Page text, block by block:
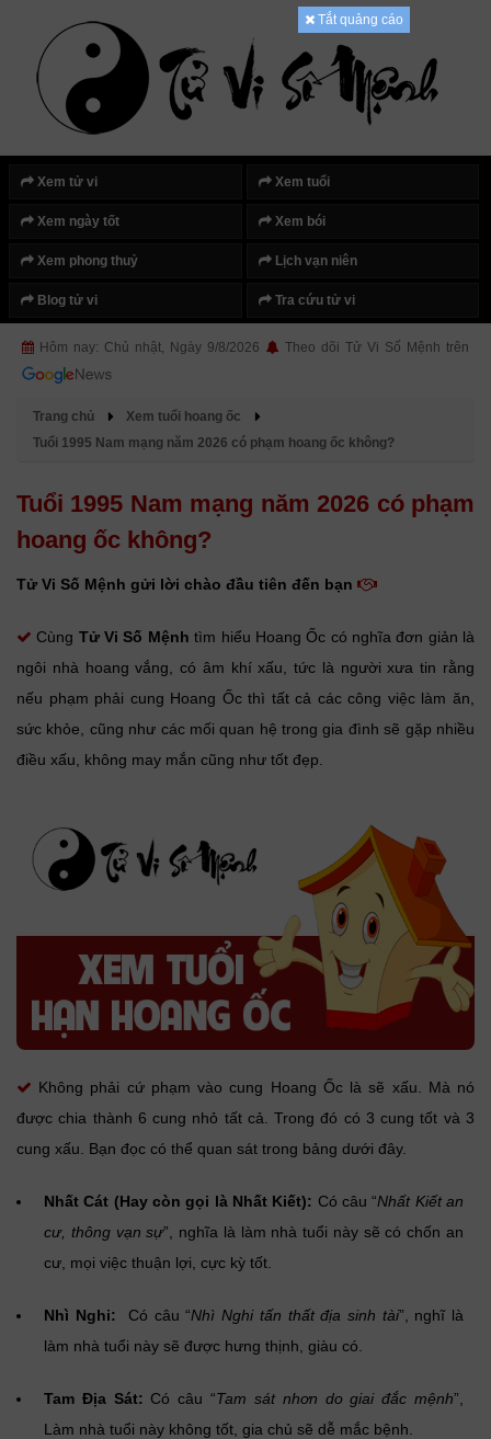
Xem tử vi Xem tuổi
Xem ngày tốt Xem bói
Xem phong thuỷ Lịch vạn niên
Blog tử vi Tra cứu tử vi
Hôm nay: Chủ nhật, Ngày 9/8/2026 Theo dõi Tử Vi Số Mệnh trên
Tắt quảng cáo
Trang chủ
Xem tuổi hoang ốc
Tuổi 1995 Nam mạng năm 2026 có phạm hoang ốc không?
Tuổi 1995 Nam mạng năm 2026 có phạm
hoang ốc không?
Tử Vi Số Mệnh gửi lời chào đầu tiên đến bạn
Cùng Tử Vi Số Mệnh tìm hiểu Hoang Ốc có nghĩa đơn giản là
ngôi nhà hoang vắng, có âm khí xấu, tức là người xưa tin rằng
nếu phạm phải cung Hoang Ốc thì tất cả các công việc làm ăn,
sức khỏe, cũng như các mối quan hệ trong gia đình sẽ gặp nhiều
điều xấu, không may mắn cũng như tốt đẹp.
Không phải cứ phạm vào cung Hoang Ốc là sẽ xấu. Mà nó
được chia thành 6 cung nhỏ tất cả. Trong đó có 3 cung tốt và 3
cung xấu. Bạn đọc có thể quan sát trong bảng dưới đây.
Nhất Cát (Hay còn gọi là Nhất Kiết): Có câu “Nhất Kiết an
cư, thông vạn sự”, nghĩa là làm nhà tuổi này sẽ có chốn an
cư, mọi việc thuận lợi, cực kỳ tốt.
Nhì Nghi: Có câu “Nhì Nghi tấn thất địa sinh tài”, nghĩ là
làm nhà tuổi này sẽ được hưng thịnh, giàu có.
Tam Địa Sát: Có câu “Tam sát nhơn do giai đắc mệnh”,
Làm nhà tuổi này không tốt, gia chủ sẽ dễ mắc bệnh.